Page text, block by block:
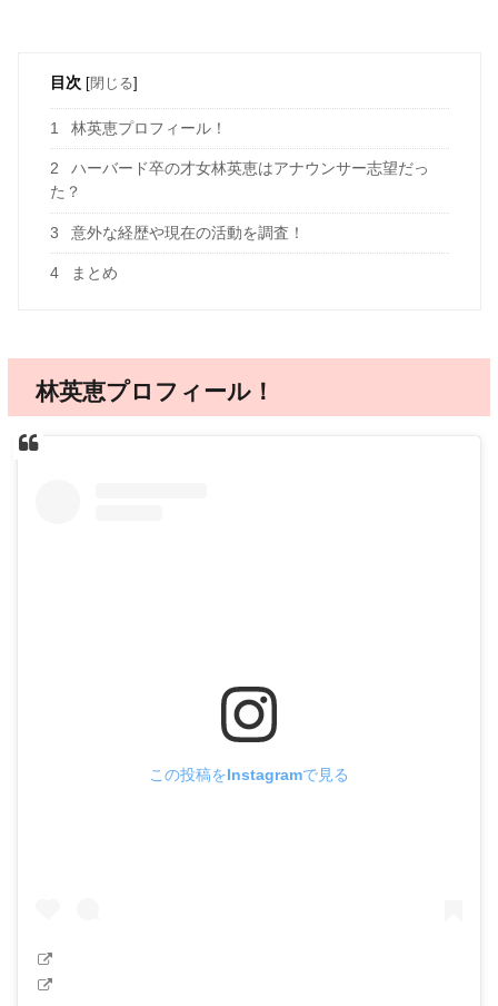
目次 [閉じる]
1 林英恵プロフィール！
2
ハーバード卒の才女林英恵はアナウンサー志望だっ
た？
3 意外な経歴や現在の活動を調査！
4 まとめ
林英恵プロフィール！
この投稿をInstagramで見る